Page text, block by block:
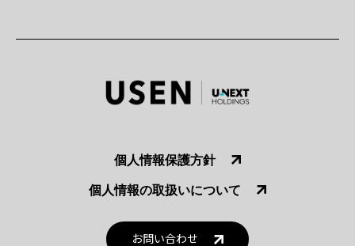
個人情報保護方針
個人情報の取扱いについて
お問い合わせ